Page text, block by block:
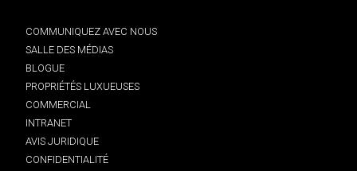
COMMUNIQUEZ AVEC NOUS
SALLE DES MÉDIAS
BLOGUE
PROPRIÉTÉS LUXUEUSES
COMMERCIAL
INTRANET
AVIS JURIDIQUE
CONFIDENTIALITÉ